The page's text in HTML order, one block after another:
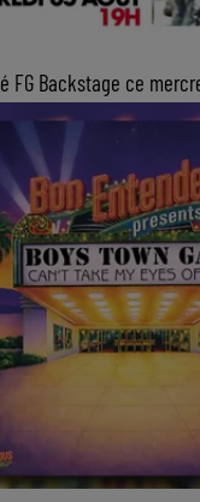
FG Backstage ce